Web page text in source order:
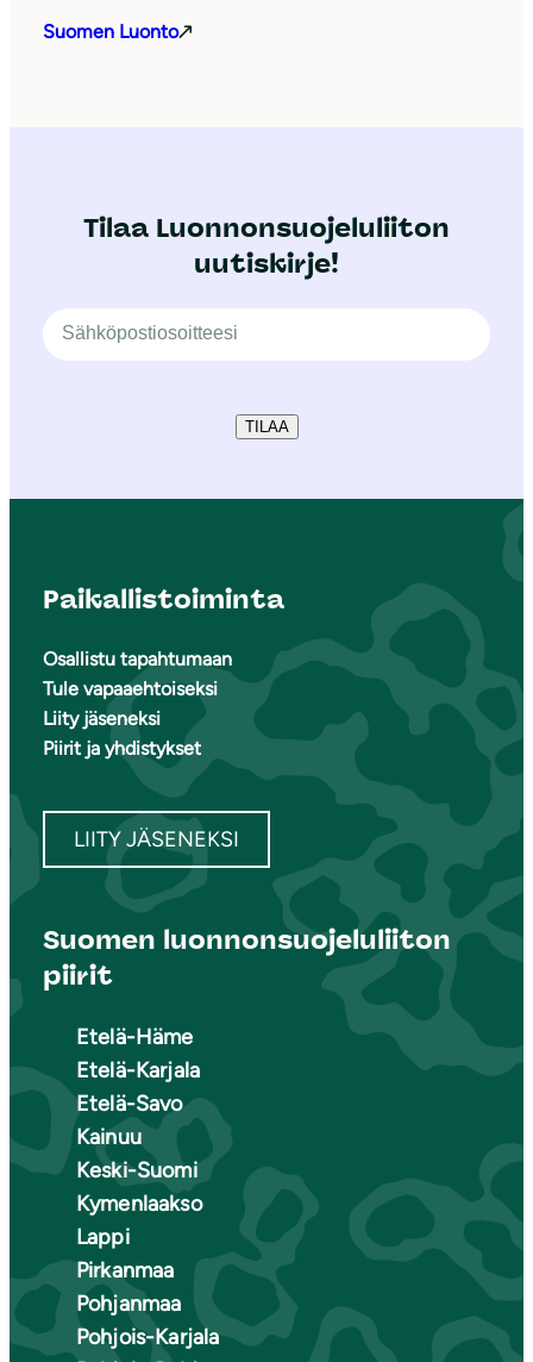
Suomen Luonto
Tilaa Luonnonsuojeluliiton
uutiskirje!
TILAA
Paikallistoiminta
Osallistu tapahtumaan
Tule vapaaehtoiseksi
Liity jäseneksi
Piirit ja yhdistykset
LIITY JÄSENEKSI
Suomen luonnonsuojeluliiton
piirit
Etelä-Häme
Etelä-Karjala
Etelä-Savo
Kainuu
Keski-Suomi
Kymenlaakso
Lappi
Pirkanmaa
Pohjanmaa
Pohjois-Karjala